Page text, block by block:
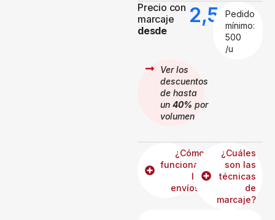
Precio con
marcaje
desde
2,51€
Pedido
mínimo:
500
/u
Ver los
descuentos
de hasta
un 40% por
volumen
¿Cómo
funcionan
los
envíos?
¿Cuáles
son las
técnicas
de
marcaje?